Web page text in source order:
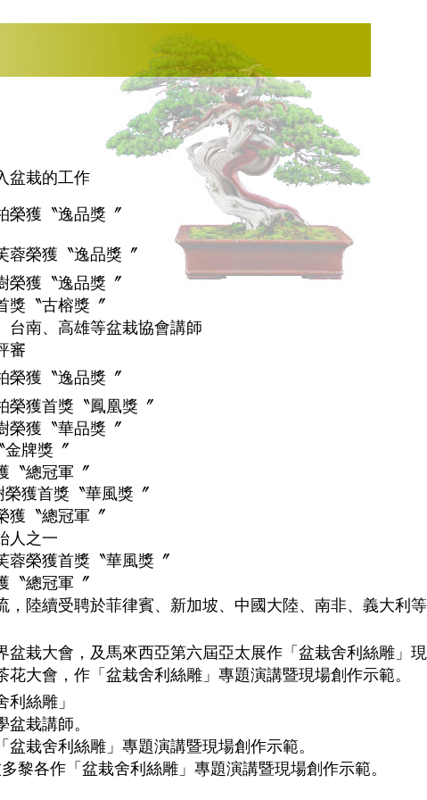
盆栽的工作
榮獲〝逸品獎〞
蓉榮獲〝逸品獎〞
榮獲〝逸品獎〞
獎〝古榕獎〞
台南、高雄等盆栽協會講師
審
榮獲〝逸品獎〞
榮獲首獎〝鳳凰獎〞
榮獲〝華品獎〞
金牌獎〞
〝總冠軍〞
獲首獎〝華風獎〞
獲〝總冠軍〞
人之一
蓉榮獲首獎〝華風獎〞
〝總冠軍〞
，陸續受聘於菲律賓、新加坡、中國大陸、南非、義大利
盆栽大會，及馬來西亞第六屆亞太展作「盆栽舍利絲雕」現
花大會，作「盆栽舍利絲雕」專題演講暨現場創作示範。
利絲雕」
盆栽講師。
盆栽舍利絲雕」專題演講暨現場創作示範。
黎各作「盆栽舍利絲雕」專題演講暨現場創作示範。